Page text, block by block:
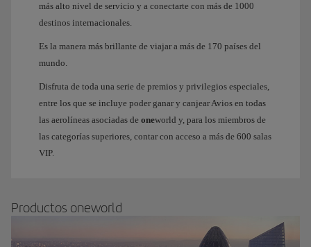
más alto nivel de servicio y a conectarte con más de 1000
destinos internacionales.
Es la manera más brillante de viajar a más de 170 países del
mundo.
Disfruta de toda una serie de premios y privilegios especiales,
entre los que se incluye poder ganar y canjear Avios en todas
las aerolíneas asociadas de oneworld y, para los miembros de
las categorías superiores, contar con acceso a más de 600 salas
VIP.
Productos oneworld